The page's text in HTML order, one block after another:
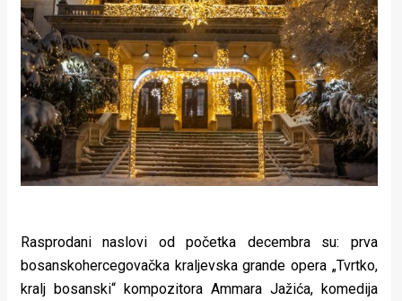
Rasprodani naslovi od početka decembra su: prva
bosanskohercegovačka kraljevska grande opera „Tvrtko,
kralj bosanski“ kompozitora Ammara Jažića, komedija